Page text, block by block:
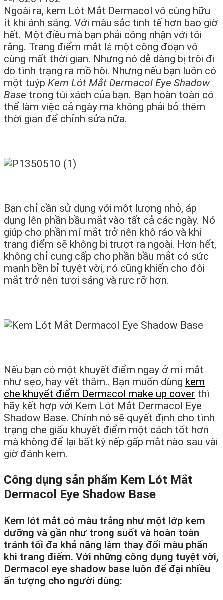
Ngoài ra, kem Lót Mắt Dermacol vô cùng hữu
ít khi ánh sáng. Với màu sắc tinh tế hơn bao giờ
hết. Một điều mà bạn phải công nhận với tôi
rằng. Trang điểm mắt là một công đoạn vô
cùng mất thời gian. Nhưng nó dễ dàng bị trôi đi
do tình trạng ra mồ hôi. Nhưng nếu bạn luôn có
một tuýp Kem Lót Mắt Dermacol Eye Shadow
Base trong túi xách của bạn. Bạn hoàn toàn có
thể làm việc cả ngày mà không phải bỏ thêm
thời gian để chỉnh sửa nữa.
Bạn chỉ cần sử dụng với một lượng nhỏ, áp
dụng lên phần bầu mắt vào tất cả các ngày. Nó
giúp cho phần mí mắt trở nên khô ráo và khi
trang điểm sẽ không bị trượt ra ngoài. Hơn hết,
không chỉ cung cấp cho phần bầu mắt có sức
mạnh bền bỉ tuyệt vời, nó cũng khiến cho đôi
mắt trở nên tươi sáng và rực rỡ hơn.
Nếu bạn có một khuyết điểm ngay ở mí mắt
như sẹo, hay vết thâm.. Bạn muốn dùng kem
che khuyết điểm Dermacol make up cover thì
hãy kết hợp với Kem Lót Mắt Dermacol Eye
Shadow Base. Chính nó sẽ quyết định cho tình
trạng che giấu khuyết điểm một cách tốt hơn
mà không để lại bất kỳ nếp gấp mắt nào sau vài
giờ đánh kem.
Công dụng sản phẩm Kem Lót Mắt
Dermacol Eye Shadow Base
Kem lót mắt có màu trắng như một lớp kem
dưỡng và gần như trong suốt và hoàn toàn
tránh tối đa khả năng làm thay đổi màu phấn
khi trang điểm. Với những công dụng tuyệt vời,
Dermacol eye shadow base luôn để đại nhiều
ấn tượng cho người dùng: